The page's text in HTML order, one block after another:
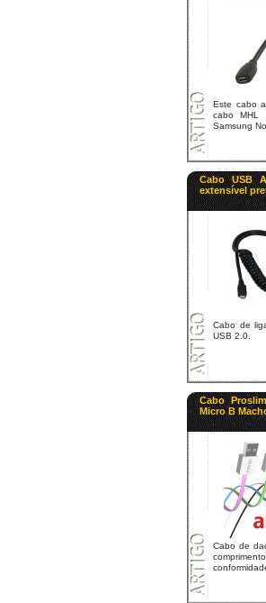
Este cabo
cabo MHL
Samsung
Cabo USB
extensível
Cabo de
USB 2.0.
Cabo
Micro B
Cabo de